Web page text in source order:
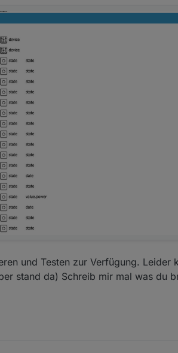
und Testen zur Verfügung. Leider
stand da) Schreib mir mal was du